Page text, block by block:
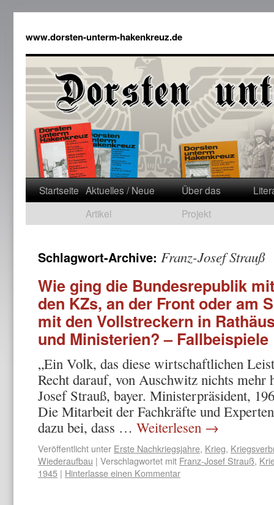
www.dorsten-unterm-hakenkreuz.de
Startseite Aktuelles / Neue
Artikel
Über das
Projekt
Schlagwort-Archive: Franz-Josef Strauß
Wie ging die Bundesrepublik
den KZs, an der Front oder am
mit den Vollstreckern in
und Ministerien? – Fallbeispiele
„Ein Volk, das diese wirtschaftlichen
Recht darauf, von Auschwitz nichts mehr
Josef Strauß, bayer. Ministerpräsident,
Die Mitarbeit der Fachkräfte und
dazu bei, dass … Weiterlesen →
Veröffentlicht unter Erste Nachkriegsjahre, Krieg,
Wiederaufbau | Verschlagwortet mit Franz-Josef Strauß,
1945 | Hinterlasse einen Kommentar